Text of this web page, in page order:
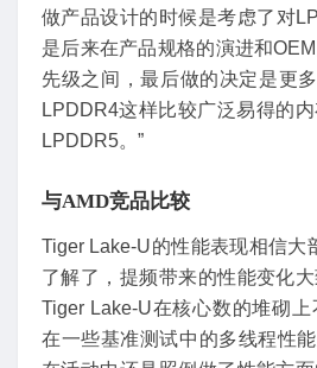
做产品设计的时候是考虑了对
是后来在产品规格的演进和
先级之间，最后做的决定是更
LPDDR4这样比较广泛易得的
LPDDR5。”
与AMD竞品比较
Tiger Lake-U的性能表现相信大
了解了，提频带来的性能变化大
Tiger Lake-U在核心数的堆砌上
在一些基准测试中的多线程性